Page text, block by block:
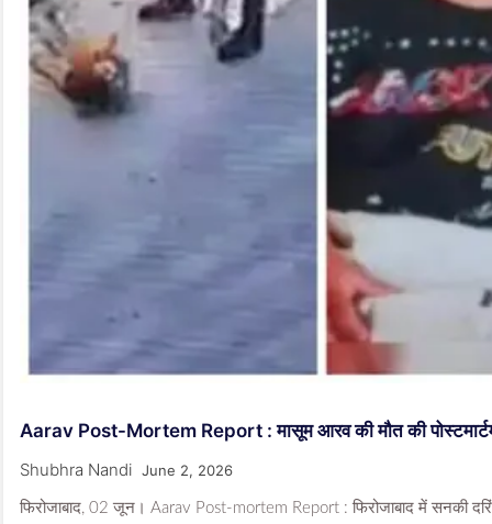
Aarav Post-Mortem Report : मासूम आरव की मौत की पोस्टमार्टम
Shubhra Nandi June 2, 2026
फिरोजाबाद, 02 जून। Aarav Post-mortem Report : फिरोजाबाद में सनकी